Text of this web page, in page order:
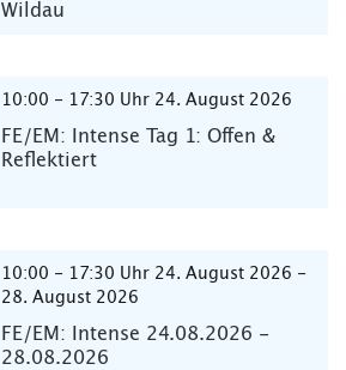
Wildau
10:00 - 17:30 Uhr 24. August 2026
FE/EM: Intense Tag 1: Offen &
Reflektiert
10:00 - 17:30 Uhr 24. August 2026 -
28. August 2026
FE/EM: Intense 24.08.2026 -
28.08.2026